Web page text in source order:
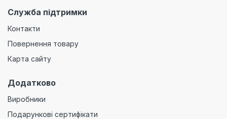
Служба підтримки
Контакти
Повернення товару
Карта сайту
Додатково
Виробники
Подарункові сертифікати